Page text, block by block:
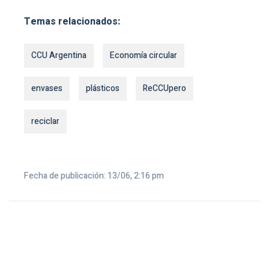
Temas relacionados:
CCU Argentina Economía circular
envases plásticos ReCCUpero
reciclar
Fecha de publicación: 13/06, 2:16 pm